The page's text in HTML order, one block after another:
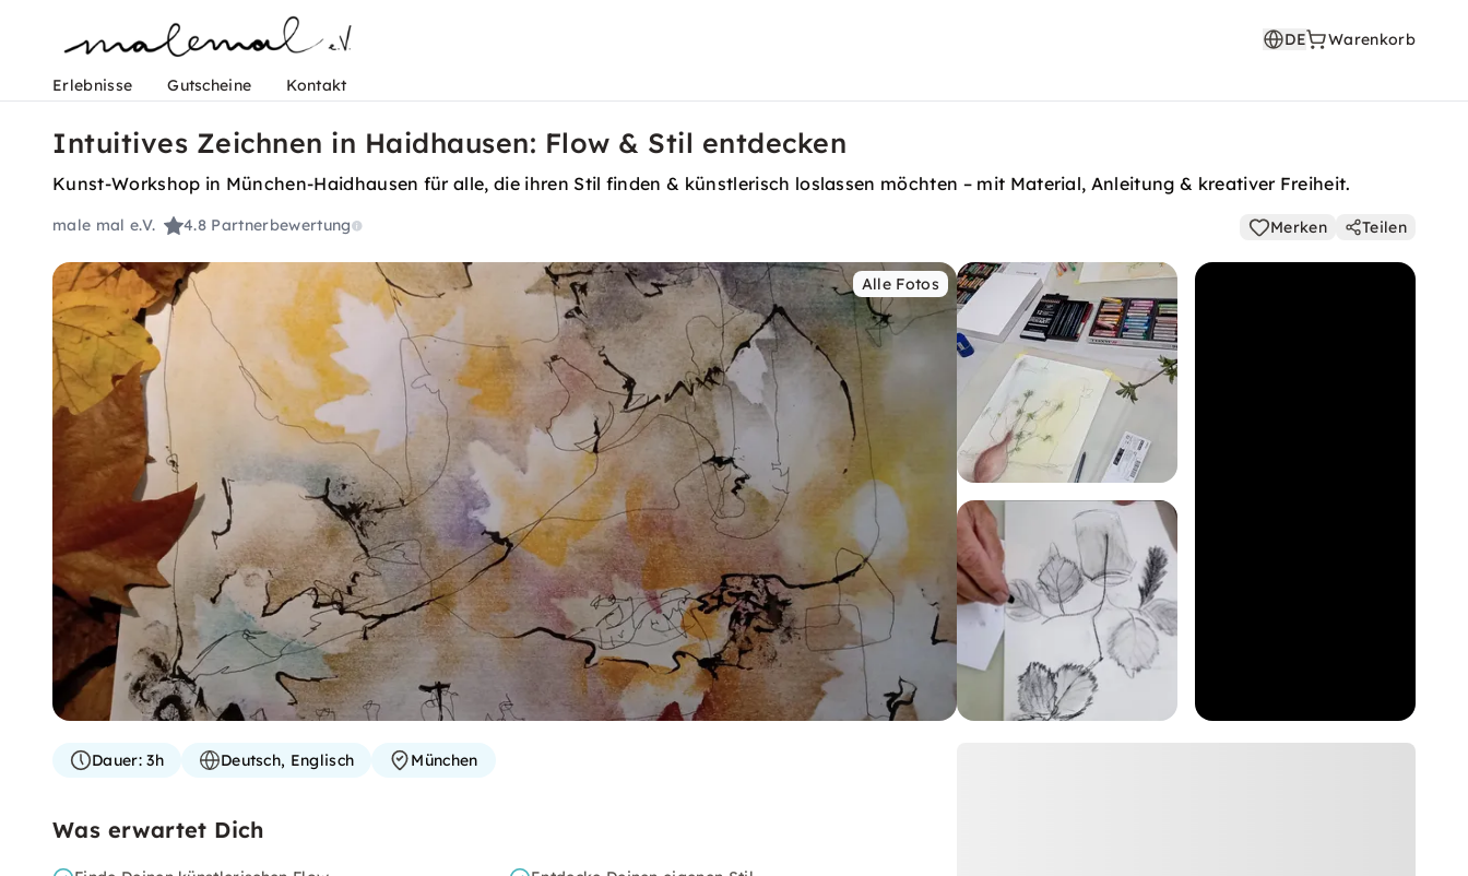
DE Warenkorb
Erlebnisse Gutscheine Kontakt
Intuitives Zeichnen in Haidhausen: Flow & Stil entdecken
Kunst-Workshop in München-Haidhausen für alle, die ihren Stil finden & künstlerisch loslassen möchten – mit Material, Anleitung & kreativer Freiheit.
male mal e.V. 4.8 Partnerbewertung Merken Teilen
Alle Fotos
Dauer:3h Deutsch, Englisch München
Was erwartet Dich